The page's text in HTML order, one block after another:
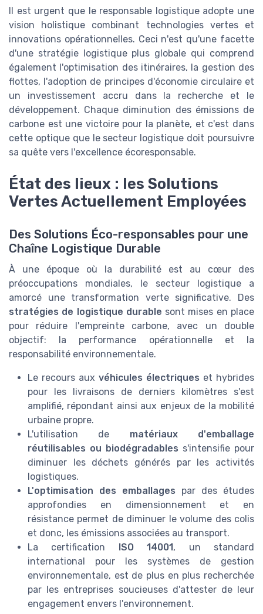
Il est urgent que le responsable logistique adopte une
vision holistique combinant technologies vertes et
innovations opérationnelles. Ceci n'est qu'une facette
d'une stratégie logistique plus globale qui comprend
également l'optimisation des itinéraires, la gestion des
flottes, l'adoption de principes d'économie circulaire et
un investissement accru dans la recherche et le
développement. Chaque diminution des émissions de
carbone est une victoire pour la planète, et c'est dans
cette optique que le secteur logistique doit poursuivre
sa quête vers l'excellence écoresponsable.
État des lieux : les Solutions
Vertes Actuellement Employées
Des Solutions Éco-responsables pour une
Chaîne Logistique Durable
À une époque où la durabilité est au cœur des
préoccupations mondiales, le secteur logistique a
amorcé une transformation verte significative. Des
stratégies de logistique durable sont mises en place
pour réduire l'empreinte carbone, avec un double
objectif: la performance opérationnelle et la
responsabilité environnementale.
Le recours aux véhicules électriques et hybrides
pour les livraisons de derniers kilomètres s'est
amplifié, répondant ainsi aux enjeux de la mobilité
urbaine propre.
L'utilisation de matériaux d'emballage
réutilisables ou biodégradables s'intensifie pour
diminuer les déchets générés par les activités
logistiques.
L'optimisation des emballages par des études
approfondies en dimensionnement et en
résistance permet de diminuer le volume des colis
et donc, les émissions associées au transport.
La certification ISO 14001, un standard
international pour les systèmes de gestion
environnementale, est de plus en plus recherchée
par les entreprises soucieuses d'attester de leur
engagement envers l'environnement.